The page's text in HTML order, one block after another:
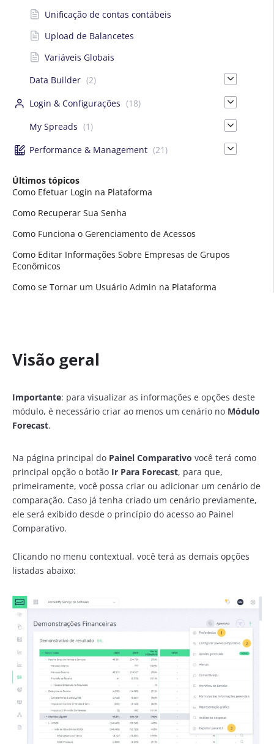
Unificação de contas contábeis
Upload de Balancetes
Variáveis Globais
Data Builder (2)
Login & Configurações (18)
My Spreads (1)
Performance & Management (21)
Últimos tópicos
Como Efetuar Login na Plataforma
Como Recuperar Sua Senha
Como Funciona o Gerenciamento de Acessos
Como Editar Informações Sobre Empresas de Grupos
Econômicos
Como se Tornar um Usuário Admin na Plataforma
Visão geral
Importante: para visualizar as informações e opções deste
módulo, é necessário criar ao menos um cenário no Módulo
Forecast.
Na página principal do Painel Comparativo você terá como
principal opção o botão Ir Para Forecast, para que,
primeiramente, você possa criar ou adicionar um cenário de
comparação. Caso já tenha criado um cenário previamente,
ele será exibido desde o princípio do acesso ao Painel
Comparativo.
Clicando no menu contextual, você terá as demais opções
listadas abaixo: